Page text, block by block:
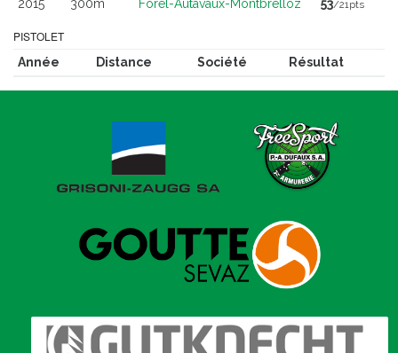
2015 300m Forel-Autavaux-Montbrelloz 53/21pts
PISTOLET
Année Distance Société Résultat